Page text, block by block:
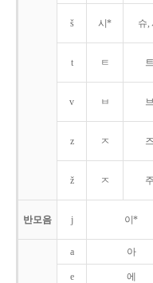
š 시* 슈,
t ㅌ 트
v ㅂ 브
z ㅈ 즈
ž ㅈ 주
반모음 j 이*
a 아
e 에